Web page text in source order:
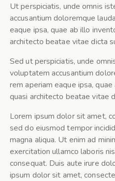
Ut perspiciatis, unde omnis
accusantium doloremque
eaque ipsa, quae ab illo
architecto beatae vitae dicta
Sed ut perspiciatis, unde
voluptatem accusantium
rem aperiam eaque ipsa,
quasi architecto beatae vitae
Lorem ipsum dolor sit amet,
sed do eiusmod tempor
magna aliqua. Ut enim ad
exercitation ullamco laboris
consequat. Duis aute irure
ipsum dolor sit amet,